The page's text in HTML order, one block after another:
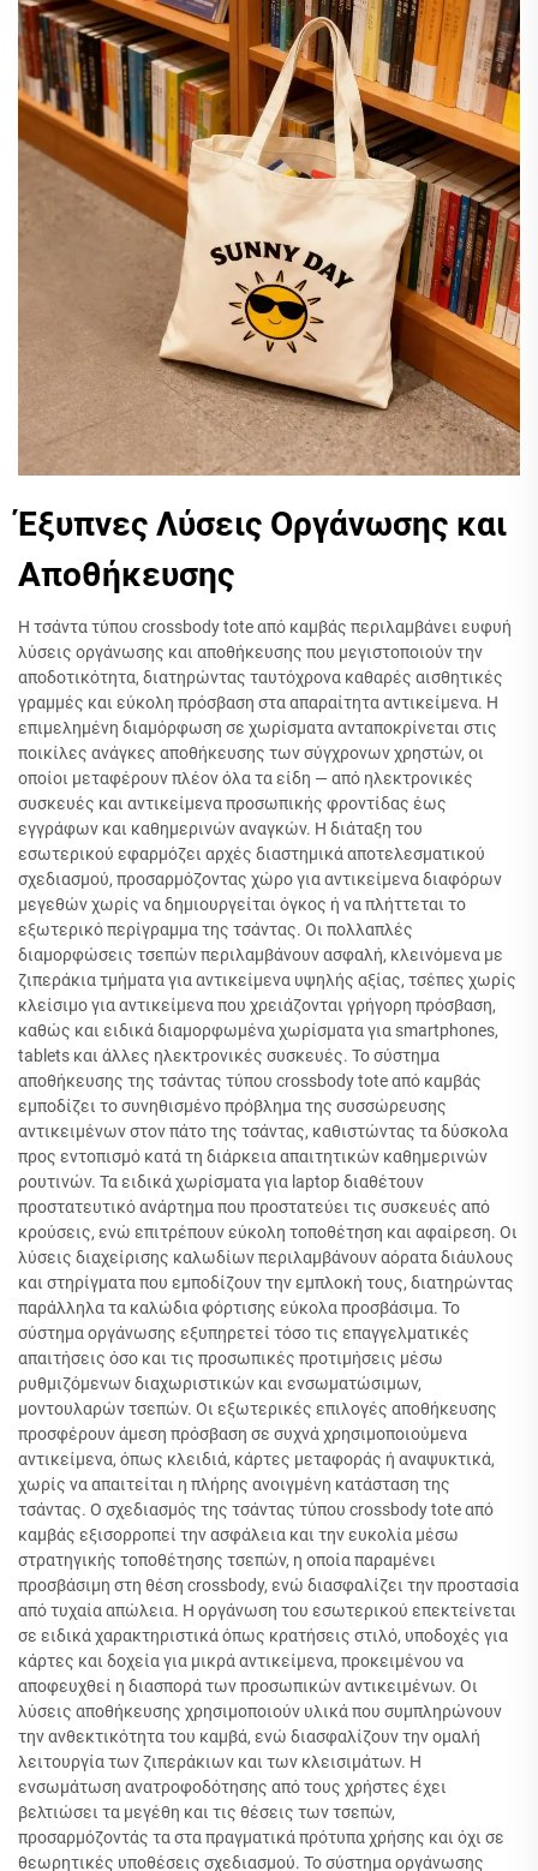
Έξυπνες Λύσεις Οργάνωσης και
Αποθήκευσης
Η τσάντα τύπου crossbody tote από καμβάς περιλαμβάνει ευφυή
λύσεις οργάνωσης και αποθήκευσης που μεγιστοποιούν την
αποδοτικότητα, διατηρώντας ταυτόχρονα καθαρές αισθητικές
γραμμές και εύκολη πρόσβαση στα απαραίτητα αντικείμενα. Η
επιμελημένη διαμόρφωση σε χωρίσματα ανταποκρίνεται στις
ποικίλες ανάγκες αποθήκευσης των σύγχρονων χρηστών, οι
οποίοι μεταφέρουν πλέον όλα τα είδη — από ηλεκτρονικές
συσκευές και αντικείμενα προσωπικής φροντίδας έως
εγγράφων και καθημερινών αναγκών. Η διάταξη του
εσωτερικού εφαρμόζει αρχές διαστημικά αποτελεσματικού
σχεδιασμού, προσαρμόζοντας χώρο για αντικείμενα διαφόρων
μεγεθών χωρίς να δημιουργείται όγκος ή να πλήττεται το
εξωτερικό περίγραμμα της τσάντας. Οι πολλαπλές
διαμορφώσεις τσεπών περιλαμβάνουν ασφαλή, κλεινόμενα με
ζιπεράκια τμήματα για αντικείμενα υψηλής αξίας, τσέπες χωρίς
κλείσιμο για αντικείμενα που χρειάζονται γρήγορη πρόσβαση,
καθώς και ειδικά διαμορφωμένα χωρίσματα για smartphones,
tablets και άλλες ηλεκτρονικές συσκευές. Το σύστημα
αποθήκευσης της τσάντας τύπου crossbody tote από καμβάς
εμποδίζει το συνηθισμένο πρόβλημα της συσσώρευσης
αντικειμένων στον πάτο της τσάντας, καθιστώντας τα δύσκολα
προς εντοπισμό κατά τη διάρκεια απαιτητικών καθημερινών
ρουτινών. Τα ειδικά χωρίσματα για laptop διαθέτουν
προστατευτικό ανάρτημα που προστατεύει τις συσκευές από
κρούσεις, ενώ επιτρέπουν εύκολη τοποθέτηση και αφαίρεση. Οι
λύσεις διαχείρισης καλωδίων περιλαμβάνουν αόρατα διάυλους
και στηρίγματα που εμποδίζουν την εμπλοκή τους, διατηρώντας
παράλληλα τα καλώδια φόρτισης εύκολα προσβάσιμα. Το
σύστημα οργάνωσης εξυπηρετεί τόσο τις επαγγελματικές
απαιτήσεις όσο και τις προσωπικές προτιμήσεις μέσω
ρυθμιζόμενων διαχωριστικών και ενσωματώσιμων,
μοντουλαρών τσεπών. Οι εξωτερικές επιλογές αποθήκευσης
προσφέρουν άμεση πρόσβαση σε συχνά χρησιμοποιούμενα
αντικείμενα, όπως κλειδιά, κάρτες μεταφοράς ή αναψυκτικά,
χωρίς να απαιτείται η πλήρης ανοιγμένη κατάσταση της
τσάντας. Ο σχεδιασμός της τσάντας τύπου crossbody tote από
καμβάς εξισορροπεί την ασφάλεια και την ευκολία μέσω
στρατηγικής τοποθέτησης τσεπών, η οποία παραμένει
προσβάσιμη στη θέση crossbody, ενώ διασφαλίζει την προστασία
από τυχαία απώλεια. Η οργάνωση του εσωτερικού επεκτείνεται
σε ειδικά χαρακτηριστικά όπως κρατήσεις στιλό, υποδοχές για
κάρτες και δοχεία για μικρά αντικείμενα, προκειμένου να
αποφευχθεί η διασπορά των προσωπικών αντικειμένων. Οι
λύσεις αποθήκευσης χρησιμοποιούν υλικά που συμπληρώνουν
την ανθεκτικότητα του καμβά, ενώ διασφαλίζουν την ομαλή
λειτουργία των ζιπεράκιων και των κλεισιμάτων. Η
ενσωμάτωση ανατροφοδότησης από τους χρήστες έχει
βελτιώσει τα μεγέθη και τις θέσεις των τσεπών,
προσαρμόζοντάς τα στα πραγματικά πρότυπα χρήσης και όχι σε
θεωρητικές υποθέσεις σχεδιασμού. Το σύστημα οργάνωσης